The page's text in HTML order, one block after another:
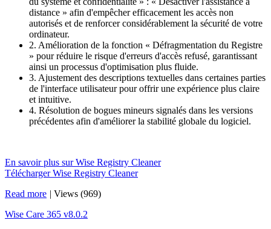
distance » afin d'empêcher efficacement les accès non
autorisés et de renforcer considérablement la sécurité de votre
ordinateur.
2. Amélioration de la fonction « Défragmentation du Registre
» pour réduire le risque d'erreurs d'accès refusé, garantissant
ainsi un processus d'optimisation plus fluide.
3. Ajustement des descriptions textuelles dans certaines parties
de l'interface utilisateur pour offrir une expérience plus claire
et intuitive.
4. Résolution de bogues mineurs signalés dans les versions
précédentes afin d'améliorer la stabilité globale du logiciel.
En savoir plus sur Wise Registry Cleaner
Télécharger Wise Registry Cleaner
Read more | Views (969)
Wise Care 365 v8.0.2